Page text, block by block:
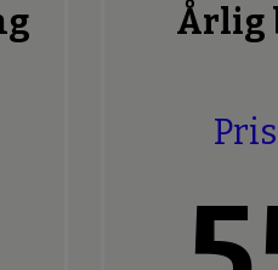
Årlig